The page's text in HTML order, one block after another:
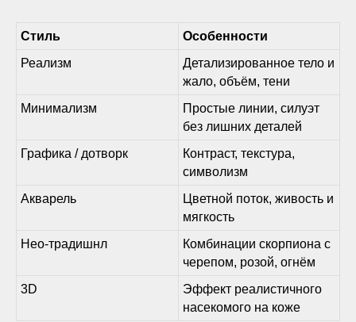
Стиль
Особенности
Реализм
Детализированное тело и
жало, объём, тени
Минимализм
Простые линии, силуэт
без лишних деталей
Графика / дотворк
Контраст, текстура,
символизм
Акварель
Цветной поток, живость и
мягкость
Нео-традишнл
Комбинации скорпиона с
черепом, розой, огнём
3D
Эффект реалистичного
насекомого на коже